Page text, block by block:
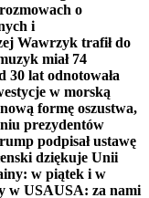
o
i
Wawrzyk trafił do
miał 74
30 lat odnotowała
w morską
formę oszustwa,
prezydentów
podpisał ustawę
dziękuje Unii
w piątek i w
w USAUSA: za nami